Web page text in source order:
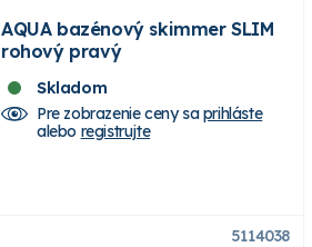
AQUA bazénový skimmer SLIM
rohový pravý
Skladom
Pre zobrazenie ceny saprihláste
alebo registrujte
5114038